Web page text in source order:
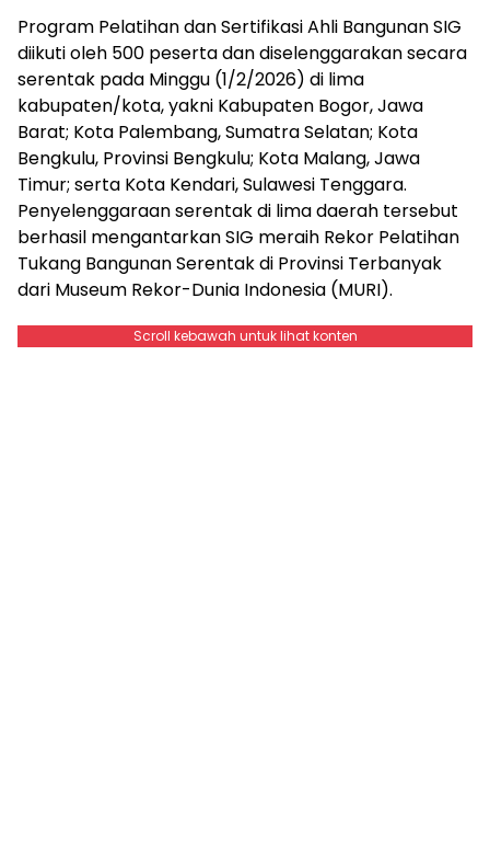
Program Pelatihan dan Sertifikasi Ahli Bangunan SIG
diikuti oleh 500 peserta dan diselenggarakan secara
serentak pada Minggu (1/2/2026) di lima
kabupaten/kota, yakni Kabupaten Bogor, Jawa
Barat; Kota Palembang, Sumatra Selatan; Kota
Bengkulu, Provinsi Bengkulu; Kota Malang, Jawa
Timur; serta Kota Kendari, Sulawesi Tenggara.
Penyelenggaraan serentak di lima daerah tersebut
berhasil mengantarkan SIG meraih Rekor Pelatihan
Tukang Bangunan Serentak di Provinsi Terbanyak
dari Museum Rekor-Dunia Indonesia (MURI).
Scroll kebawah untuk lihat konten